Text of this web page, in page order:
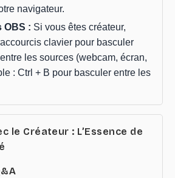
navigateur.
OBS : Si vous êtes créateur,
clavier pour basculer
les sources (webcam, écran,
: Ctrl + B pour basculer entre les
le Créateur : L’Essence de